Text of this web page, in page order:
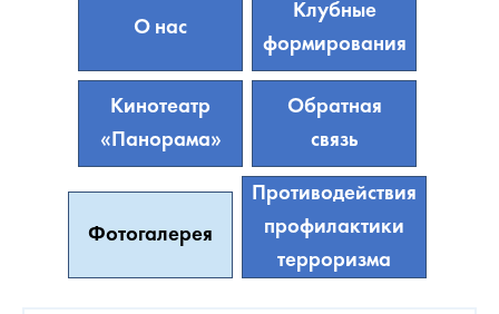
О нас
Клубные
формирования
Кинотеатр
«Панорама»
Обратная
связь
Фотогалерея
Противодействия
профилактики
терроризма